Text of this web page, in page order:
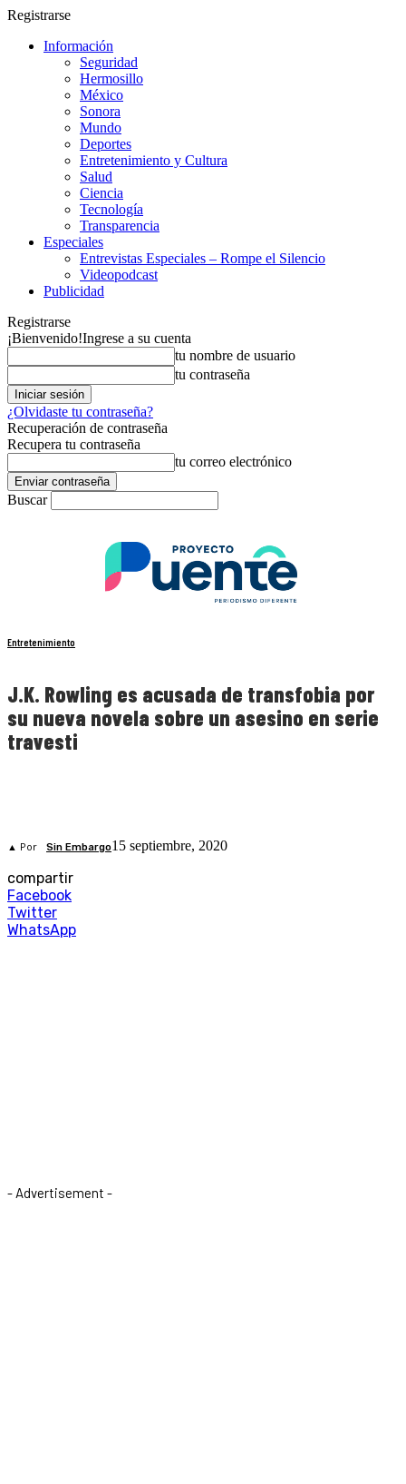
Registrarse
Información
Seguridad
Hermosillo
México
Sonora
Mundo
Deportes
Entretenimiento y Cultura
Salud
Ciencia
Tecnología
Transparencia
Especiales
Entrevistas Especiales – Rompe el Silencio
Videopodcast
Publicidad
Registrarse
¡Bienvenido!Ingrese a su cuenta
tu nombre de usuario
tu contraseña
¿Olvidaste tu contraseña?
Recuperación de contraseña
Recupera tu contraseña
tu correo electrónico
Buscar
Entretenimiento
J.K. Rowling es acusada de transfobia por
su nueva novela sobre un asesino en serie
travesti
▲ Por Sin Embargo15 septiembre, 2020
compartir
Facebook
Twitter
WhatsApp
- Advertisement -